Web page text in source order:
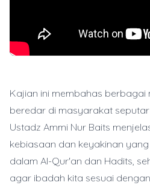
Kajian ini membahas berbagai
beredar di masyarakat
Ustadz Ammi Nur Baits
kebiasaan dan keyakinan
dalam Al-Qur'an dan Hadits,
agar ibadah kita sesuai